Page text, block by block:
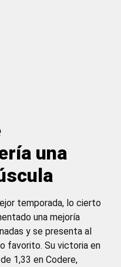
una
temporada, lo cierto
una mejoría
y se presenta al
favorito. Su victoria en
1,33 en Codere,